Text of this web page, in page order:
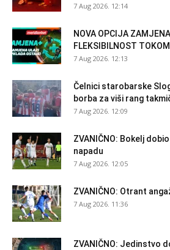
7 Aug 2026. 12:14
NOVA OPCIJA
FLEKSIBILNOST
7 Aug 2026. 12:13
Čelnici starobarske
borba za viši rang
7 Aug 2026. 12:09
ZVANIČNO: Bokelj
napadu
7 Aug 2026. 12:05
ZVANIČNO: Otrant
7 Aug 2026. 11:36
ZVANIČNO: Jedinstvo